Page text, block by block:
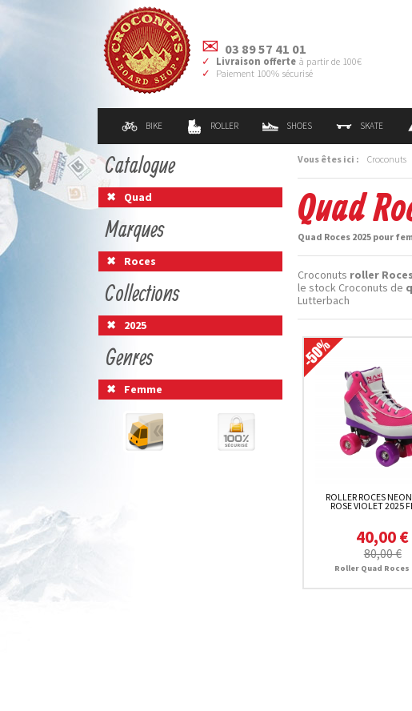
03 89 57 41 01
Livraison offerte à partir de 100€
Paiement 100% sécurisé
BIKE ROLLER SHOES SKATE
Vous êtes ici : Croconuts
Quad
Quad Roces 2025 pour
Croconuts roller Roces
le stock Croconuts de
Lutterbach
ROLLER ROCES
ROSE VIOLET 2025
40,00 €
80,00 €
Roller Quad Roces
Catalogue
Quad
Marques
Roces
Collections
2025
Genres
Femme